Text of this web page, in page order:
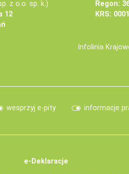
z o.o. sp. k.)
12
Regon:
KRS:
Infolinia
wesprzyj e-pity informacje
e-Deklaracje